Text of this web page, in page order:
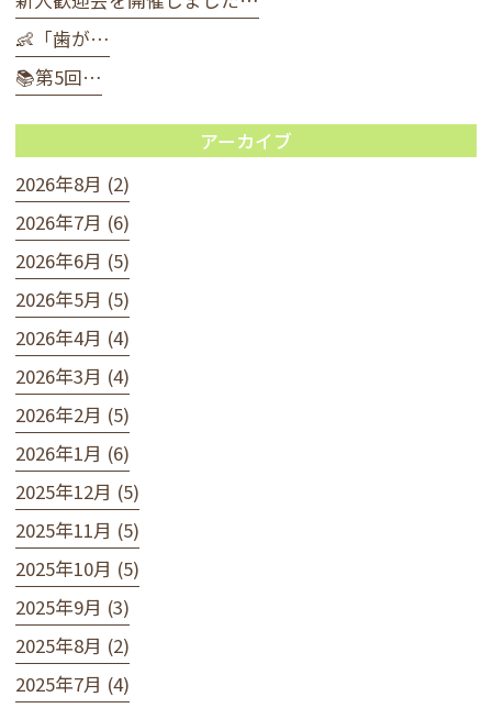
👶「歯が…
📚第5回…
アーカイブ
2026年8月 (2)
2026年7月 (6)
2026年6月 (5)
2026年5月 (5)
2026年4月 (4)
2026年3月 (4)
2026年2月 (5)
2026年1月 (6)
2025年12月 (5)
2025年11月 (5)
2025年10月 (5)
2025年9月 (3)
2025年8月 (2)
2025年7月 (4)